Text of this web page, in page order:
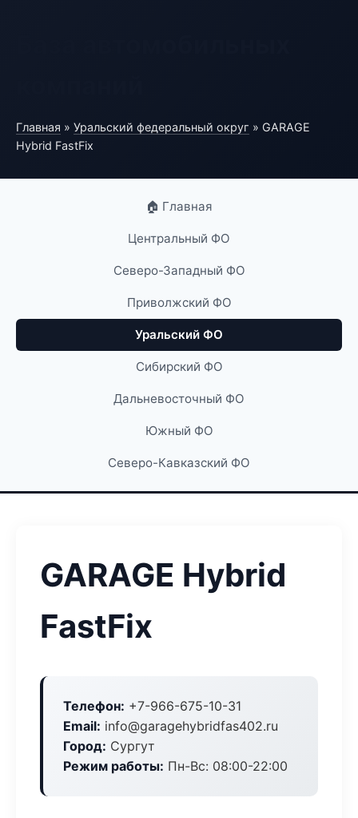
Главная » Уральский федеральный округ » GARAGE
Hybrid FastFix
🏠 Главная
Центральный ФО
Северо-Западный ФО
Приволжский ФО
Уральский ФО
Сибирский ФО
Дальневосточный ФО
Южный ФО
Северо-Кавказский ФО
GARAGE Hybrid
FastFix
Телефон: +7-966-675-10-31
Email: info@garagehybridfas402.ru
Город: Сургут
Режим работы: Пн-Вс: 08:00-22:00